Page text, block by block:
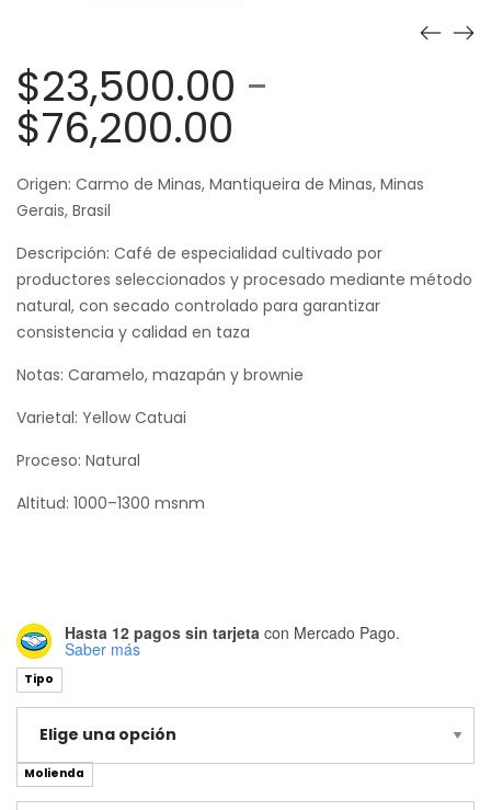
$23,500.00 -
$76,200.00
de
precios:
desde
$23,500.00
hasta
$76,200.00
Origen: Carmo de Minas, Mantiqueira de Minas, Minas
Gerais, Brasil
Descripción: Café de especialidad cultivado por
productores seleccionados y procesado mediante método
natural, con secado controlado para garantizar
consistencia y calidad en taza
Notas: Caramelo, mazapán y brownie
Varietal: Yellow Catuai
Proceso: Natural
Altitud: 1000–1300 msnm
Hasta 12 pagos sin tarjeta con Mercado Pago.
Saber más
Tipo
Molienda